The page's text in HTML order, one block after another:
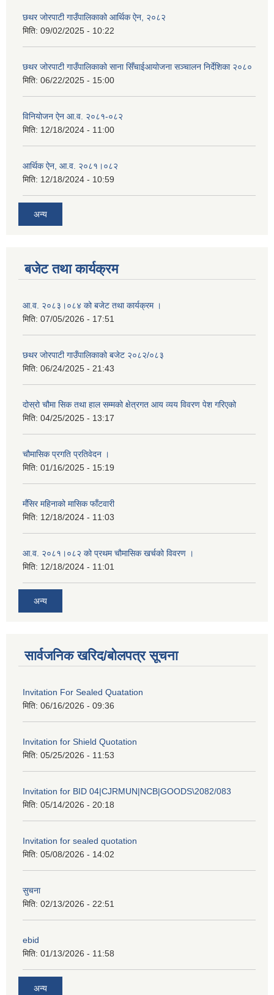
छथर जोरपाटी गाउँपालिकाको आर्थिक ऐन, २०८२
मिति: 09/02/2025 - 10:22
छथर जोरपाटी गाउँपालिकाको साना सिँचाईआयोजना सञ्चालन निर्देशिका २०८०
मिति: 06/22/2025 - 15:00
विनियोजन ऐन आ.व. २०८१-०८२
मिति: 12/18/2024 - 11:00
आर्थिक ऐन, आ.व. २०८१।०८२
मिति: 12/18/2024 - 10:59
अन्य
बजेट तथा कार्यक्रम
आ.व. २०८३।०८४ को बजेट तथा कार्यक्रम ।
मिति: 07/05/2026 - 17:51
छथर जोरपाटी गाउँपालिकाको बजेट २०८२/०८३
मिति: 06/24/2025 - 21:43
दोस्रो चौमा सिक तथा हाल सम्मको क्षेत्रगत आय व्यय विवरण पेश गरिएको
मिति: 04/25/2025 - 13:17
चौमासिक प्रगति प्रतिवेदन ।
मिति: 01/16/2025 - 15:19
मँसिर महिनाको मासिक फाँटवारी
मिति: 12/18/2024 - 11:03
आ.व. २०८१।०८२ को प्रथम चौमासिक खर्चको विवरण ।
मिति: 12/18/2024 - 11:01
अन्य
सार्वजनिक खरिद/बोलपत्र सूचना
Invitation For Sealed Quatation
मिति: 06/16/2026 - 09:36
Invitation for Shield Quotation
मिति: 05/25/2026 - 11:53
Invitation for BID 04|CJRMUN|NCB|GOODS\2082/083
मिति: 05/14/2026 - 20:18
Invitation for sealed quotation
मिति: 05/08/2026 - 14:02
सुचना
मिति: 02/13/2026 - 22:51
ebid
मिति: 01/13/2026 - 11:58
अन्य